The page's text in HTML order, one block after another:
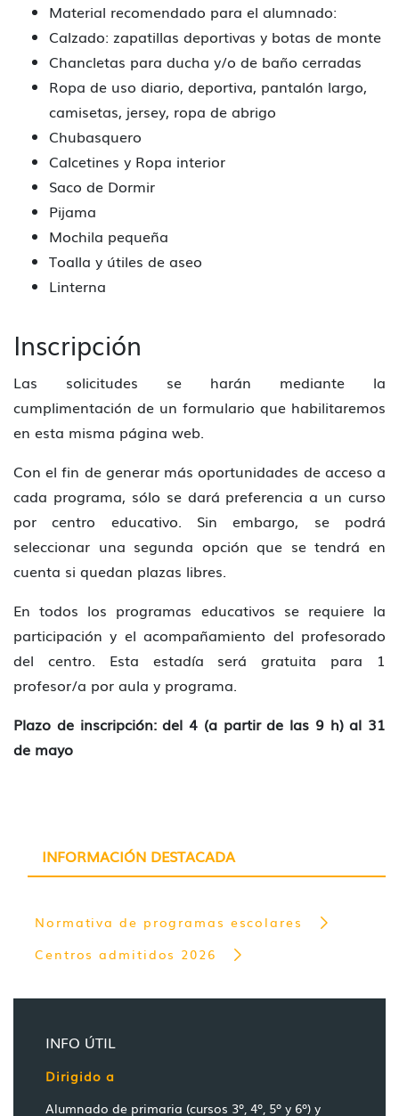
Material recomendado para el alumnado:
Calzado: zapatillas deportivas y botas de monte
Chancletas para ducha y/o de baño cerradas
Ropa de uso diario, deportiva, pantalón largo,
camisetas, jersey, ropa de abrigo
Chubasquero
Calcetines y Ropa interior
Saco de Dormir
Pijama
Mochila pequeña
Toalla y útiles de aseo
Linterna
Inscripción
Las solicitudes se harán mediante la
cumplimentación de un formulario que habilitaremos
en esta misma página web.
Con el fin de generar más oportunidades de acceso a
cada programa, sólo se dará preferencia a un curso
por centro educativo. Sin embargo, se podrá
seleccionar una segunda opción que se tendrá en
cuenta si quedan plazas libres.
En todos los programas educativos se requiere la
participación y el acompañamiento del profesorado
del centro. Esta estadía será gratuita para 1
profesor/a por aula y programa.
Plazo de inscripción: del 4 (a partir de las 9 h) al 31
de mayo
INFORMACIÓN DESTACADA
Normativa de programas escolares
Centros admitidos 2026
INFO ÚTIL
Dirigido a
Alumnado de primaria (cursos 3º, 4º, 5º y 6º) y